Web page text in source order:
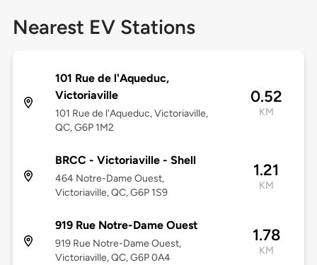
Nearest EV Stations
101 Rue de l'Aqueduc,
Victoriaville
101 Rue de l'Aqueduc, Victoriaville,
QC, G6P 1M2
0.52
KM
BRCC - Victoriaville - Shell
464 Notre-Dame Ouest,
Victoriaville, QC, G6P 1S9
1.21
KM
919 Rue Notre-Dame Ouest
919 Rue Notre-Dame Ouest,
Victoriaville, QC, G6P 0A4
1.78
KM